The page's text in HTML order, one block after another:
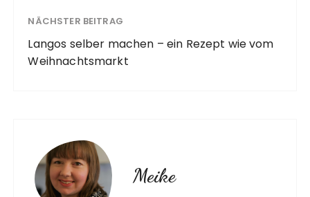
NÄCHSTER BEITRAG
Langos selber machen – ein Rezept wie vom
Weihnachtsmarkt
Meike